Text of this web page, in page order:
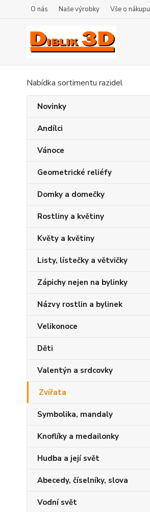
O nás Naše výrobky Vše o nákupu
Nabídka sortimentu razidel
Novinky
Andílci
Vánoce
Geometrické reliéfy
Domky a domečky
Rostliny a květiny
Květy a květiny
Listy, lístečky a větvičky
Zápichy nejen na bylinky
Názvy rostlin a bylinek
Velikonoce
Děti
Valentýn a srdcovky
Zvířata
Symbolika, mandaly
Knoflíky a medailonky
Hudba a její svět
Abecedy, číselníky, slova
Vodní svět